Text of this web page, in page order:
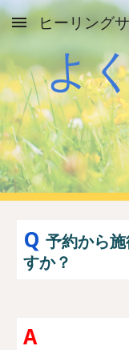
Skip to main content
ヒーリング
よ
Q 予約から
すか？
A